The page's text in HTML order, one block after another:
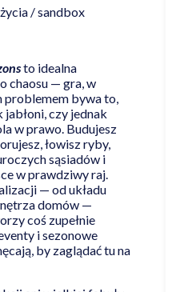
/ sandbox
to idealna
chaosu — gra, w
bywa to,
czy jednak
w prawo. Budujesz
łowisz ryby,
sąsiadów i
w prawdziwy raj.
— od układu
domów —
coś zupełnie
i sezonowe
by zaglądać tu na